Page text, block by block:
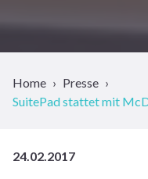
Home
Presse
SuitePad stattet mit
24.02.2017